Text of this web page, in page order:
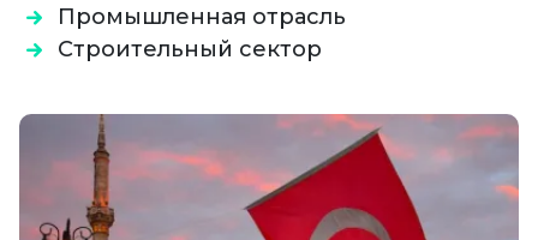
Промышленная отрасль
Строительный сектор​